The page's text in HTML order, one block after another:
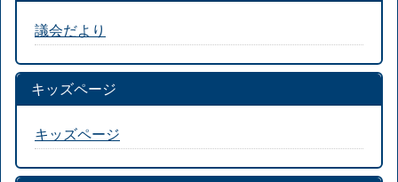
議会だより
キッズページ
キッズページ